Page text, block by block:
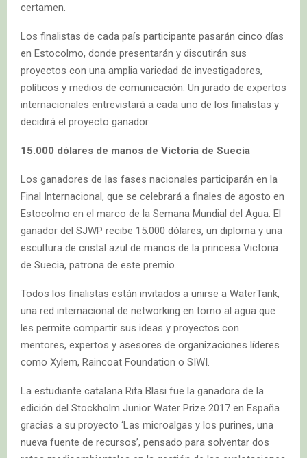
certamen.
Los finalistas de cada país participante pasarán cinco días
en Estocolmo, donde presentarán y discutirán sus
proyectos con una amplia variedad de investigadores,
políticos y medios de comunicación. Un jurado de expertos
internacionales entrevistará a cada uno de los finalistas y
decidirá el proyecto ganador.
15.000 dólares de manos de Victoria de Suecia
Los ganadores de las fases nacionales participarán en la
Final Internacional, que se celebrará a finales de agosto en
Estocolmo en el marco de la Semana Mundial del Agua. El
ganador del SJWP recibe 15.000 dólares, un diploma y una
escultura de cristal azul de manos de la princesa Victoria
de Suecia, patrona de este premio.
Todos los finalistas están invitados a unirse a WaterTank,
una red internacional de networking en torno al agua que
les permite compartir sus ideas y proyectos con
mentores, expertos y asesores de organizaciones líderes
como Xylem, Raincoat Foundation o SIWI.
La estudiante catalana Rita Blasi fue la ganadora de la
edición del Stockholm Junior Water Prize 2017 en España
gracias a su proyecto ‘Las microalgas y los purines, una
nueva fuente de recursos’, pensado para solventar dos